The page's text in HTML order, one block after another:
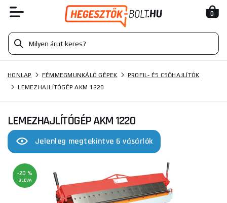
0
HONLAP FÉMMEGMUNKÁLÓ GÉPEK
PROFIL- ÉS CSŐHAJLÍTÓK
LEMEZHAJLÍTÓGÉP AKM 1220
LEMEZHAJLÍTÓGÉP AKM 1220
Jelenleg megtekintve 6 vásárlók
-20 %
SLEVA